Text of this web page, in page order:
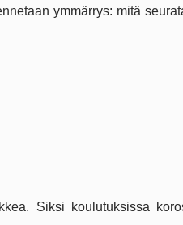
ymmärrys: mitä
Siksi koulutuksissa